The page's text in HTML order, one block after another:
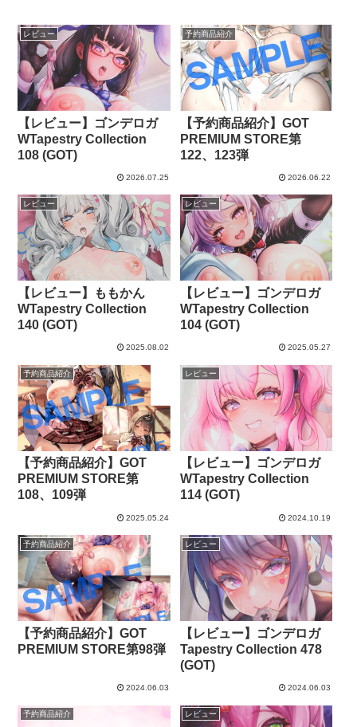
レビュー
【レビュー】ゴンデロガ
WTapestry Collection
108 (GOT)
2026.07.25
予約商品紹介
【予約商品紹介】GOT
PREMIUM STORE第
122、123弾
2026.06.22
レビュー
【レビュー】ももかん
WTapestry Collection
140 (GOT)
2025.08.02
レビュー
【レビュー】ゴンデロガ
WTapestry Collection
104 (GOT)
2025.05.27
予約商品紹介
【予約商品紹介】GOT
PREMIUM STORE第
108、109弾
2025.05.24
レビュー
【レビュー】ゴンデロガ
WTapestry Collection
114 (GOT)
2024.10.19
予約商品紹介
【予約商品紹介】GOT
PREMIUM STORE第98弾
2024.06.03
レビュー
【レビュー】ゴンデロガ
Tapestry Collection 478
(GOT)
2024.06.03
予約商品紹介 レビュー